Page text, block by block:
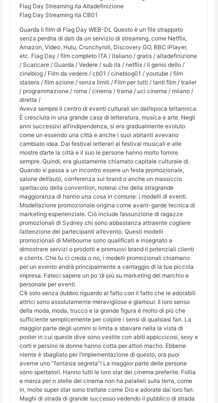
Flag Day Streaming ita Altadefinizione
Flag Day Streaming ita CB01
Guarda il film di Flag Day WEB-DL Questo è un file strappato
senza perdita di dati da un servizio di streaming, come Netflix,
Amazon, Video, Hulu, Crunchyroll, Discovery GO, BBC iPlayer,
etc. Flag Day / film completo ITA / italiano / gratis / altadefinizione
/ Scaricare / Guarda / Vedere / sub ita / netflix / il genio dello /
cineblog / Film da vedere / cb01 / cineblog01 / youtube / film
stasera / film azione / senza limiti / Film per tutti / tanti film / trailer
/ programmazione / roma / cinema / trama / uci cinema / milano /
diretta /
Aveva sempre il centro di eventi culturali sin dall’epoca britannica.
È cresciuta in una grande casa di letteratura, musica e arte. Negli
anni successivi all’indipendenza, si era gradualmente evoluto
come un essendo una città e anche i suoi abitanti avevano
cambiato idea. Dai festival letterari ai festival musicali e alle
mostre d’arte la città e il suo le persone hanno molto fornire
sempre. Quindi, era giustamente chiamato capitale culturale di.
Quando si passa a un incontro essere un festa promozionale,
salone dell’auto, conferenza sul brand o anche un massiccio
spettacolo della convention, noterai che della stragrande
maggioranza di hanno una cosa in comune: i modelli di eventi.
Modellazione promozionale origina come avant-garde tecnica di
marketing esperienziale. Ciò include l’assunzione di ragazze
promozionali di Sydney chi sono abbastanza attraente cogliere
l’attenzione dei partecipanti all’evento. Questi modelli
promozionali di Melbourne sono qualificati e insegnato a
dimostrare servizi o prodotti e promuovi brand il potenziali clienti
e clients. Che tu ci creda o no, i modelli promozionali chiamano
per un evento andrà principalmente a vantaggio di la tua piccola
impresa. Fateci sapere un po ‘di più su marketing del marchio e
personale per eventi.
C’è solo senza dubbio riguardo al fatto con il fatto che le adorabili
attrici sono assolutamente meravigliose e glamour. Il loro senso
della moda, moda, trucco e la grande figura è molto di più che
sufficiente semplicemente per colpire i sensi di qualsiasi fan. La
maggior parte degli uomini si limita a sbavare nella la vista di
poster in cui queste dive sono vestite con abiti appiccicosi, sexy e
corti e persino le donne hanno cotta per attori macho. Ebbene
niente è sbagliato per l’implementazione di questo; ora puoi
averne uno “fantasia segreta”! La maggior parte delle persone
sono spettatori. Hanno tutti le loro star del cinema preferite. Follia
e mania per n stelle del cinema non ha paralleli sulla terra, come
in, molte super star sono trattate come Dio e adorate dai loro fan.
Maghi di strada di grande successo vedendo il pubblico di strada